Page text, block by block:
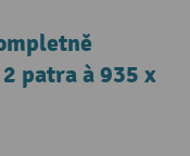
patra à 935 x